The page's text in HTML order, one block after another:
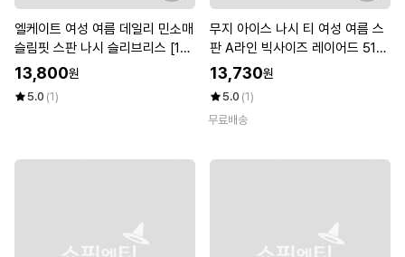
엘케이트 여성 여름 데일리 민소매
슬림핏 스판 나시 슬리브리스 [1+
1] (8color) L2MGT003
13,800원
5.0 (1)
무지 아이스 나시 티 여성 여름 스
판 A라인 빅사이즈 레이어드 514
2
13,730원
5.0 (1)
무료배송